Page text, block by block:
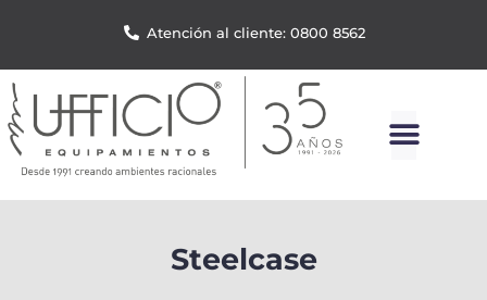
Atención al cliente: 0800 8562
Steelcase